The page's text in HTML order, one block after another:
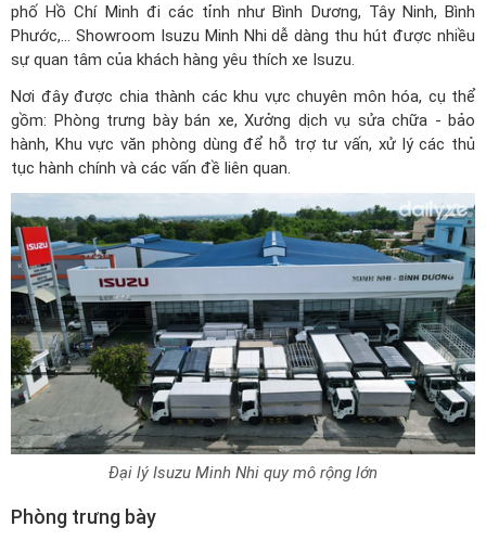
phố Hồ Chí Minh đi các tỉnh như Bình Dương, Tây Ninh, Bình
Phước,... Showroom Isuzu Minh Nhi dễ dàng thu hút được nhiều
sự quan tâm của khách hàng yêu thích xe Isuzu.
Nơi đây được chia thành các khu vực chuyên môn hóa, cụ thể
gồm: Phòng trưng bày bán xe, Xưởng dịch vụ sửa chữa - bảo
hành, Khu vực văn phòng dùng để hỗ trợ tư vấn, xử lý các thủ
tục hành chính và các vấn đề liên quan.
Đại lý Isuzu Minh Nhi quy mô rộng lớn
Phòng trưng bày